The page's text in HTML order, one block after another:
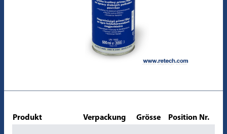
Produkt Verpackung Grösse Position Nr.